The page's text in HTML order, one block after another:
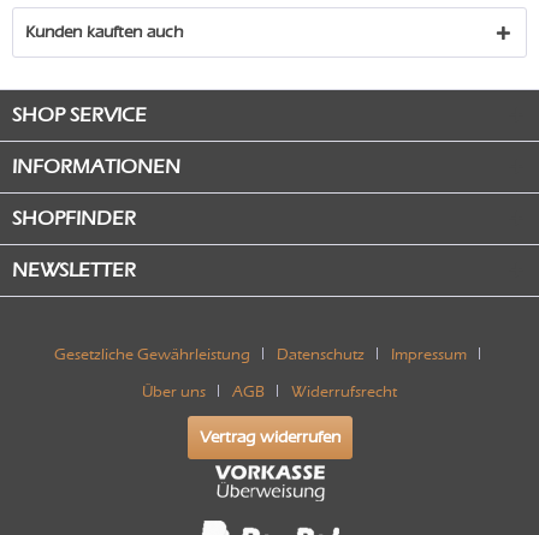
Kunden kauften auch
SHOP SERVICE
INFORMATIONEN
SHOPFINDER
NEWSLETTER
Gesetzliche Gewährleistung Datenschutz Impressum
Über uns AGB Widerrufsrecht
Vertrag widerrufen